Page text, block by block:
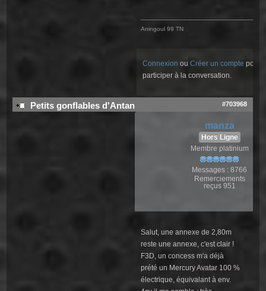
Aningoul 99 TN
Connexion ouCréer un compte pour
participer à la conversation.
Petits gonflables d'Antan #703968
manza
Hors Ligne
Membre platinium
Messages : 8766
Remerciements
reçus 951
Salut, une annexe de 2,80m
reste une annexe, c'est clair !
F3D, un concess m'a déjà
prété un Mercury Avatar 100 %
électrique, équivalant à env.